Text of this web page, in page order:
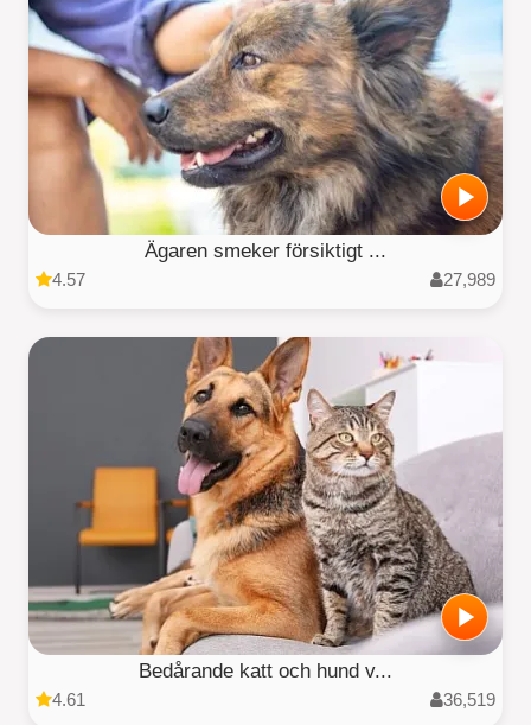
Ägaren smeker försiktigt ...
4.57 27,989
Bedårande katt och hund v...
4.61 36,519